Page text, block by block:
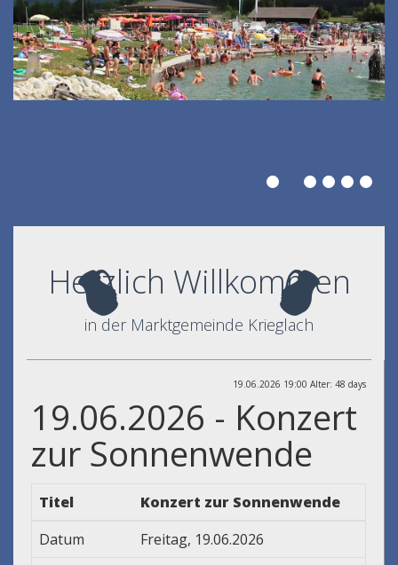
Herzlich Willkommen
in der Marktgemeinde Krieglach
19.06.2026 19:00 Alter: 48 days
19.06.2026 - Konzert
zur Sonnenwende
Titel
Konzert zur Sonnenwende
Datum
Freitag, 19.06.2026